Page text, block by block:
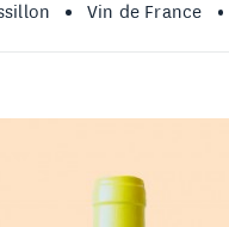
Vin de France